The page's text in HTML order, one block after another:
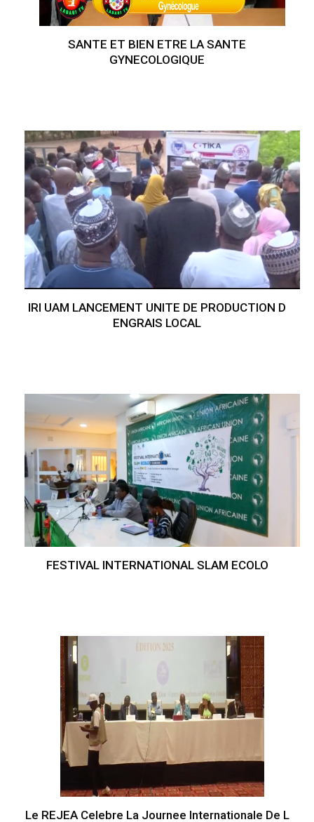
SANTE ET BIEN ETRE LA SANTE
GYNECOLOGIQUE
IRI UAM LANCEMENT UNITE DE PRODUCTION D
ENGRAIS LOCAL
FESTIVAL INTERNATIONAL SLAM ECOLO
Le REJEA Celebre La Journee Internationale De L